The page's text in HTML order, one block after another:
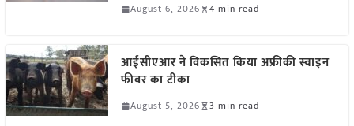
August 6, 2026 4 min read
आईसीएआर ने विकसित किया अफ्रीकी स्वाइन
फीवर का टीका
August 5, 2026 3 min read